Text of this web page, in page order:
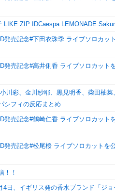
LIKE ZIP IDCaespa LEMONADE
発売記念#下田衣珠季 ライブソロカッ
発売記念#高井俐香 ライブソロカット
川彩、金川紗耶、黒見明香、柴田柚菜
シフィの反応まとめ
発売記念#鶴崎仁香 ライブソロカット
発売記念#松尾桜 ライブソロカットを
！！
4日、イギリス発の香水ブランド「ジ